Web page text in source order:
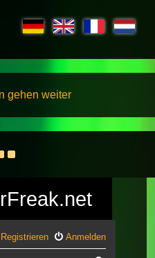
gehen weiter
Anmelden
Registrieren